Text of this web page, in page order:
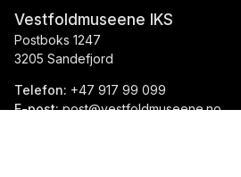
Vestfoldmuseene IKS
Postboks 1247
3205 Sandefjord
Telefon: +47 917 99 099
E-post: post@vestfoldmuseene.no